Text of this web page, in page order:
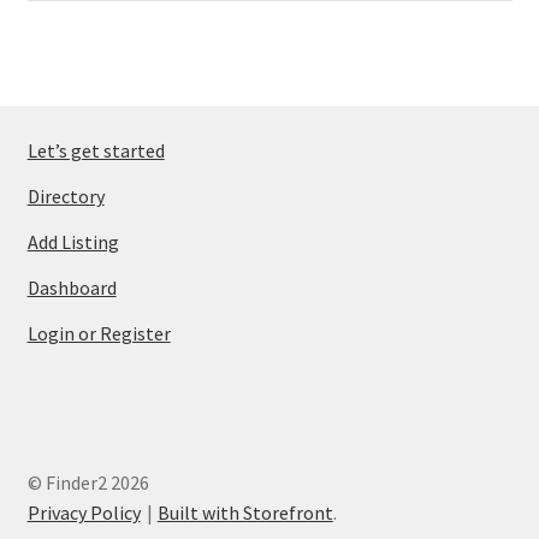
Let’s get started
Directory
Add Listing
Dashboard
Login or Register
© Finder2 2026
Privacy Policy
Built with Storefront.